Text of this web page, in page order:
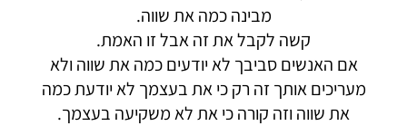
מבינה כמה את שווה.
קשה לקבל את זה אבל זו האמת.
אם האנשים סביבך לא יודעים כמה את שווה ולא
מעריכים אותך זה רק כי את בעצמך לא יודעת כמה
את שווה וזה קורה כי את לא משקיעה בעצמך.